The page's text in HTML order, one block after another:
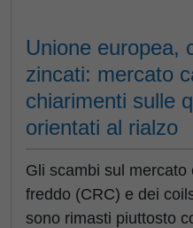
Unione europea,
zincati: mercato
chiarimenti sulle
orientati al rialzo
Gli scambi sul
freddo (CRC) e dei
sono rimasti piuttosto